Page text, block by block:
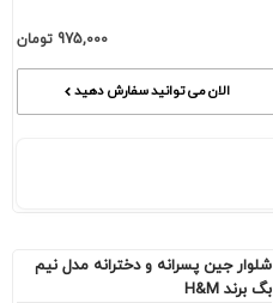
975,000 تومان
الان می توانید سفارش دهید
شلوار جین پسرانه و دخترانه مدل نیم
بگ برند H&M